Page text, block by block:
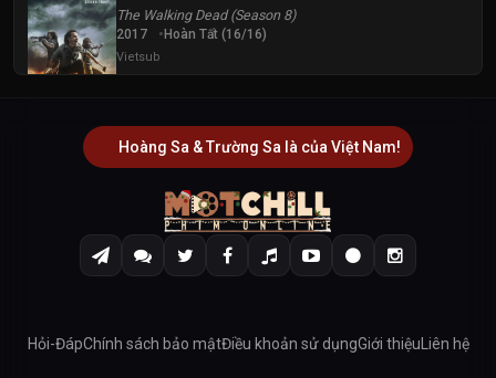
The Walking Dead (Season 8)
2017 Hoàn Tất (16/16)
Vietsub
Hoàng Sa & Trường Sa là của Việt Nam!
Hỏi-ĐápChính sách bảo mậtĐiều khoản sử dụngGiới thiệu Liên hệ